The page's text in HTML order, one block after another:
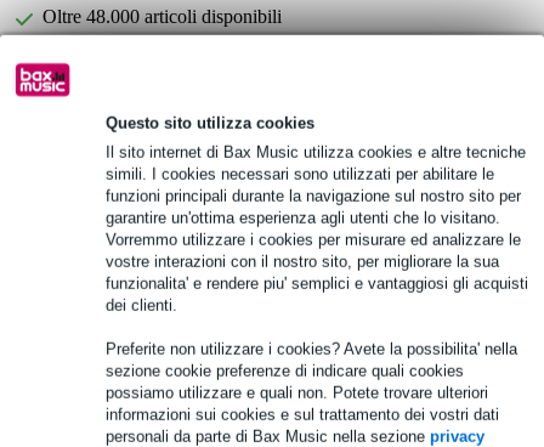
Questo sito utilizza cookies
Il sito internet di Bax Music utilizza cookies e altre tecniche
simili. I cookies necessari sono utilizzati per abilitare le
funzioni principali durante la navigazione sul nostro sito per
garantire un'ottima esperienza agli utenti che lo visitano.
Vorremmo utilizzare i cookies per misurare ed analizzare le
vostre interazioni con il nostro sito, per migliorare la sua
funzionalita' e rendere piu' semplici e vantaggiosi gli acquisti
dei clienti.
Preferite non utilizzare i cookies? Avete la possibilita' nella
sezione cookie preferenze di indicare quali cookies
possiamo utilizzare e quali non. Potete trovare ulteriori
informazioni sui cookies e sul trattamento dei vostri dati
personali da parte di Bax Music nella sezione privacy
Oltre 48.000 articoli disponibili
Informazioni sul prodotto
Tipo di prodotto:
Specifiche complete
Accessori (7)